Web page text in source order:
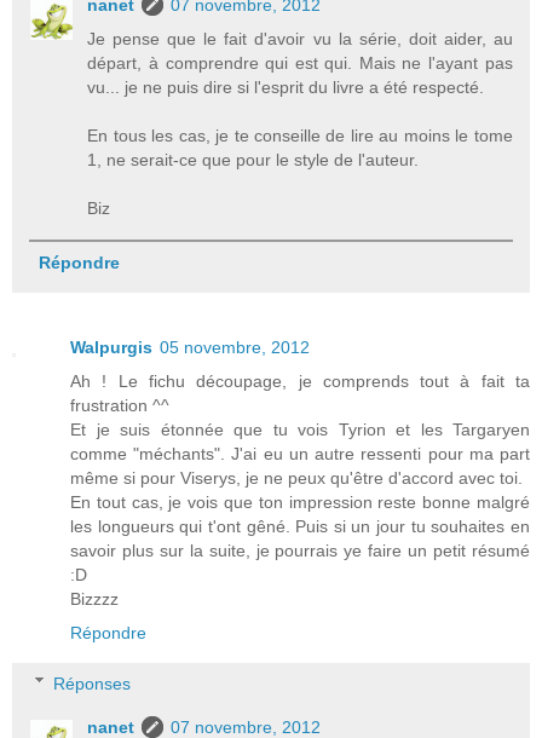
nanet
07 novembre, 2012
Je pense que le fait d'avoir vu la série, doit aider, au
départ, à comprendre qui est qui. Mais ne l'ayant pas
vu... je ne puis dire si l'esprit du livre a été respecté.
En tous les cas, je te conseille de lire au moins le tome
1, ne serait-ce que pour le style de l'auteur.
Biz
Répondre
Walpurgis 05 novembre, 2012
Ah ! Le fichu découpage, je comprends tout à fait ta
frustration ^^
Et je suis étonnée que tu vois Tyrion et les Targaryen
comme "méchants". J'ai eu un autre ressenti pour ma part
même si pour Viserys, je ne peux qu'être d'accord avec toi.
En tout cas, je vois que ton impression reste bonne malgré
les longueurs qui t'ont gêné. Puis si un jour tu souhaites en
savoir plus sur la suite, je pourrais ye faire un petit résumé
:D
Bizzzz
Répondre
Réponses
nanet
07 novembre, 2012